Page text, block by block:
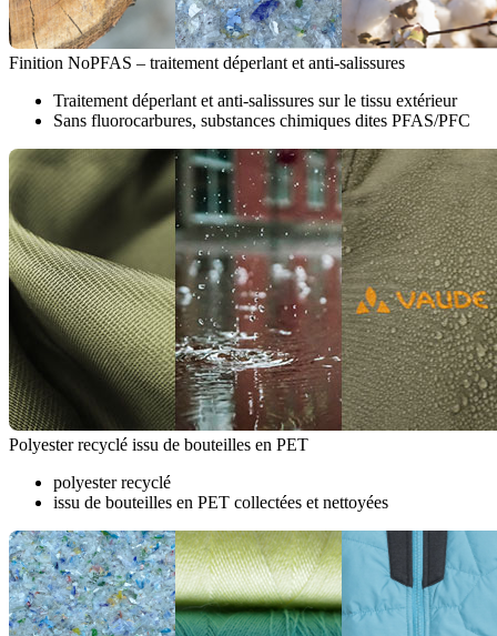
Finition NoPFAS – traitement déperlant et anti-salissures
Traitement déperlant et anti-salissures sur le tissu extérieur
Sans fluorocarbures, substances chimiques dites PFAS/PFC
Polyester recyclé issu de bouteilles en PET
polyester recyclé
issu de bouteilles en PET collectées et nettoyées